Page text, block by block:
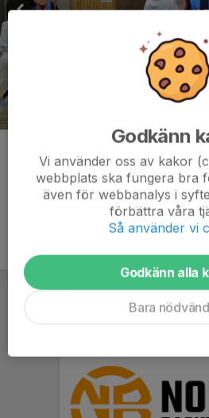
Kommentarer
Godkänn
Vi använder oss av kakor
webbplats ska fungera bra
även för webbanalys i
förbättra våra
Så använder vi
Godkänn alla
Bara